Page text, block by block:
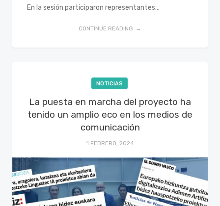
En la sesión participaron representantes…
CONTINUE READING
NOTICIAS
La puesta en marcha del proyecto ha
tenido un amplio eco en los medios de
comunicación
1 FEBRERO, 2024